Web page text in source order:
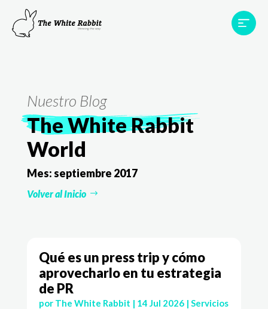
Proyectos
Testimonios
Nuestro Blog
The White Rabbit
World
Mes:septiembre 2017
Volver al Inicio
Qué es un press trip y cómo
aprovecharlo en tu estrategia
de PR
por The White Rabbit | 14 Jul 2026| Servicios